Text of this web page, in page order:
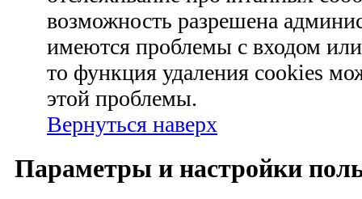
возможность разрешена
имеются проблемы с входом
то функция удаления cookies
этой проблемы.
Вернуться наверх
Параметры и настройки